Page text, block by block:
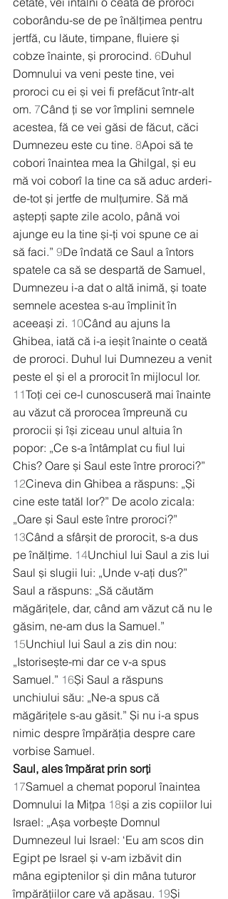
coborându-se de pe înălțimea pentru
jertfă, cu lăute, timpane, fluiere și
cobze înainte, și prorocind. 6Duhul
Domnului va veni peste tine, vei
proroci cu ei și vei fi prefăcut într-alt
om. 7Când ți se vor împlini semnele
acestea, fă ce vei găsi de făcut, căci
Dumnezeu este cu tine. 8Apoi să te
cobori înaintea mea la Ghilgal, și eu
mă voi coborî la tine ca să aduc arderi-
de-tot și jertfe de mulțumire. Să mă
aștepți șapte zile acolo, până voi
ajunge eu la tine și-ți voi spune ce ai
să faci.” 9De îndată ce Saul a întors
spatele ca să se despartă de Samuel,
Dumnezeu i-a dat o altă inimă, și toate
semnele acestea s-au împlinit în
aceeași zi. 10Când au ajuns la
Ghibea, iată că i-a ieșit înainte o ceată
de proroci. Duhul lui Dumnezeu a venit
peste el și el a prorocit în mijlocul lor.
11Toți cei ce-l cunoscuseră mai înainte
au văzut că prorocea împreună cu
prorocii și își ziceau unul altuia în
popor: „Ce s-a întâmplat cu fiul lui
Chis? Oare și Saul este între proroci?”
12Cineva din Ghibea a răspuns: „Și
cine este tatăl lor?” De acolo zicala:
„Oare și Saul este între proroci?”
13Când a sfârșit de prorocit, s-a dus
pe înălțime. 14Unchiul lui Saul a zis lui
Saul și slugii lui: „Unde v-ați dus?”
Saul a răspuns: „Să căutăm
măgărițele, dar, când am văzut că nu le
găsim, ne-am dus la Samuel.”
15Unchiul lui Saul a zis din nou:
„Istorisește-mi dar ce v-a spus
Samuel.” 16Și Saul a răspuns
unchiului său: „Ne-a spus că
măgărițele s-au găsit.” Și nu i-a spus
nimic despre împărăția despre care
vorbise Samuel.
Saul, ales împărat prin sorți
17Samuel a chemat poporul înaintea
Domnului la Mițpa 18și a zis copiilor lui
Israel: „Așa vorbește Domnul
Dumnezeul lui Israel: ‘Eu am scos din
Egipt pe Israel și v-am izbăvit din
mâna egiptenilor și din mâna tuturor
împărățiilor care vă apăsau. 19Și